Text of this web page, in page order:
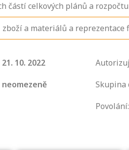
částí celkových plánů a
zboží a materiálů a
10. 2022
Skupina
Povolání: